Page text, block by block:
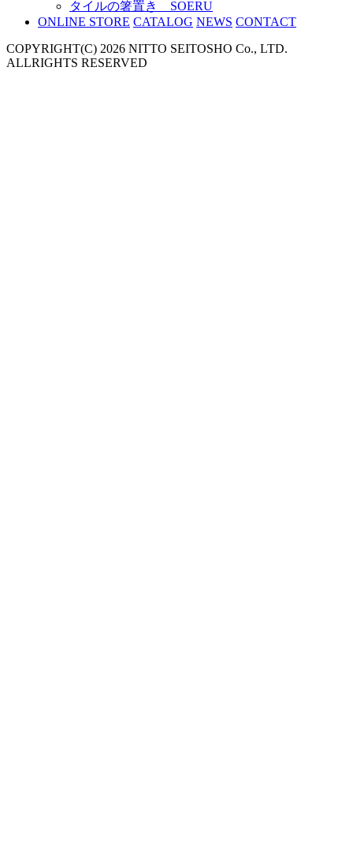
タイルの箸置き SOERU
ONLINE STORE CATALOG NEWS CONTACT
COPYRIGHT(C) 2026 NITTO SEITOSHO Co., LTD.
ALLRIGHTS RESERVED